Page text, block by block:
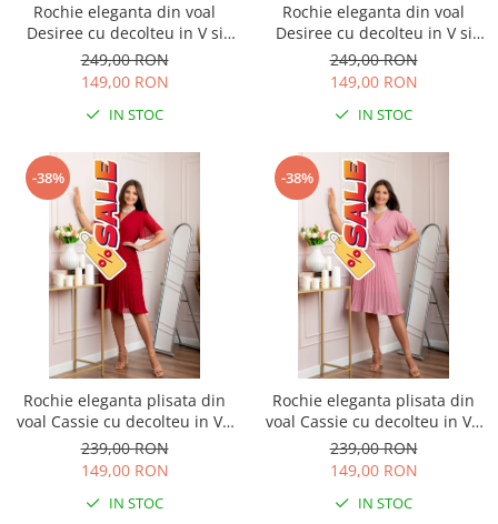
Rochie eleganta din voal
Desiree cu decolteu in V si
curea - Turcoaz aqua
249,00 RON
149,00 RON
IN STOC
Rochie eleganta din voal
Desiree cu decolteu in V si
curea - Bleumarin
249,00 RON
149,00 RON
IN STOC
-38%
Rochie eleganta plisata din
voal Cassie cu decolteu in V -
Grena
239,00 RON
149,00 RON
IN STOC
-38%
Rochie eleganta plisata din
voal Cassie cu decolteu in V -
Roz
239,00 RON
149,00 RON
IN STOC